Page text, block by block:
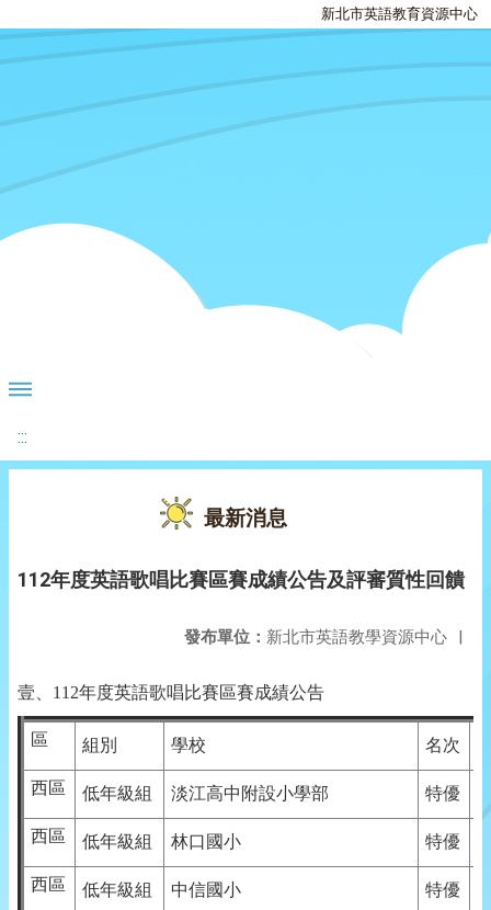
新北市英語教育資源中心
:::
最新消息
112年度英語歌唱比賽區賽成績公告及評審質性回饋
發布單位： 新北市英語教學資源中心 |
壹、112年度英語歌唱比賽區賽成績公告
區 組別 學校 名次
西區 低年級組 淡江高中附設小學部 特優
西區 低年級組 林口國小 特優
西區 低年級組 中信國小 特優